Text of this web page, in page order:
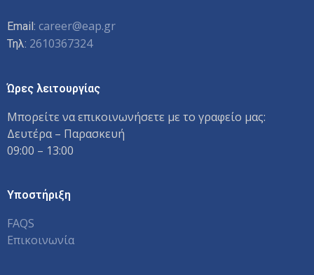
Email: career@eap.gr
Τηλ: 2610367324
Ώρες λειτουργίας
Μπορείτε να επικοινωνήσετε με το γραφείο μας:
Δευτέρα – Παρασκευή
09:00 – 13:00
Υποστήριξη
FAQS
Επικοινωνία